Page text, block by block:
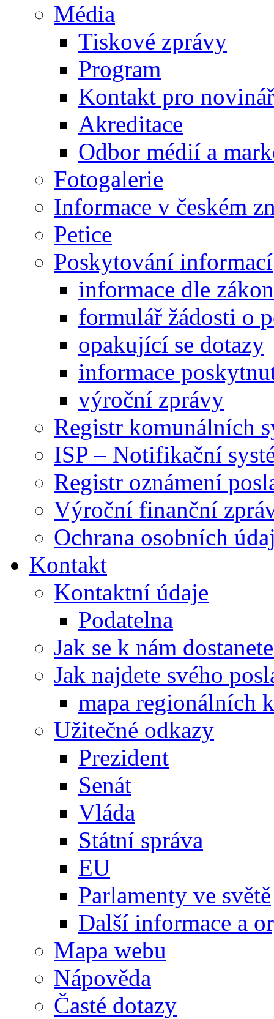
Média
Tiskové zprávy
Program
Kontakt pro
Akreditace
Odbor médií a
Fotogalerie
Informace v českém
Petice
Poskytování informací
informace dle
formulář žádosti o
opakující se dotazy
informace
výroční zprávy
Registr komunálních
ISP – Notifikační
Registr oznámení
Výroční finanční
Ochrana osobních
Kontakt
Kontaktní údaje
Podatelna
Jak se k nám
Jak najdete svého
mapa regionálních
Užitečné odkazy
Prezident
Senát
Vláda
Státní správa
EU
Parlamenty ve světě
Další informace a
Mapa webu
Nápověda
Časté dotazy